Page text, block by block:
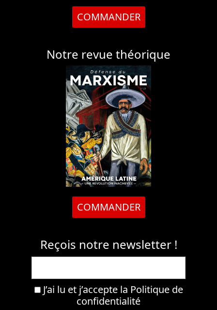
COMMANDER
Notre revue théorique
COMMANDER
Reçois notre newsletter !
J’ai lu et j’accepte la Politique de
confidentialité